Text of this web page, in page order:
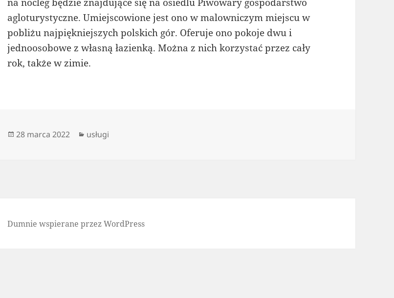
agloturystyczne. Umiejscowione jest ono w malowniczym miejscu w
pobliżu najpiękniejszych polskich gór. Oferuje ono pokoje dwu i
jednoosobowe z własną łazienką. Można z nich korzystać przez cały
rok, także w zimie.
Data
28 marca 2022 Kategorie
usługi
Dumnie wspierane przez WordPress